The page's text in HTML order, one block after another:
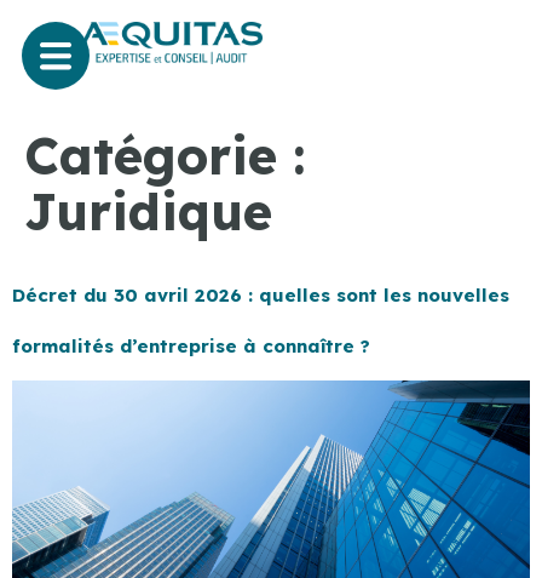
Catégorie :
Juridique
Décret du 30 avril 2026 : quelles sont les nouvelles
formalités d’entreprise à connaître ?